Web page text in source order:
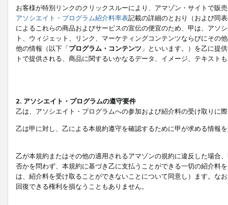
お客様が特別リンクのクリックスルーにより、アマゾン・サイトで販
アソシエイト・プログラム紹介料率表記載の詳細のとおり（および同
によるこれらの商品およびサービスの宣伝の便宜のため、甲は、アソ
ト、ウィジェット、リンク、マーケティングコンテンツならびにその
他の情報（以下「プログラム・コンテンツ 」といいます。）を乙に提
トで提供される、商品に関するいかなるデータ、イメージ、テキス
2. アソシエイト・プログラムの遵守要件
乙は、アソシエイト・プログラムへの参加および紹介料の受け取りに
乙は甲に対し、乙による本規約遵守を確認するために甲が求める情報
乙が本規約またはその他の適用されるアマゾンの規約に違反した場合
否かを問わず、本規約に基づき乙に支払うことができる一切の紹介料
は、紹介料を受け取ることができないことについて同意し）ます。な
回復できる権利を損なうこともありません。